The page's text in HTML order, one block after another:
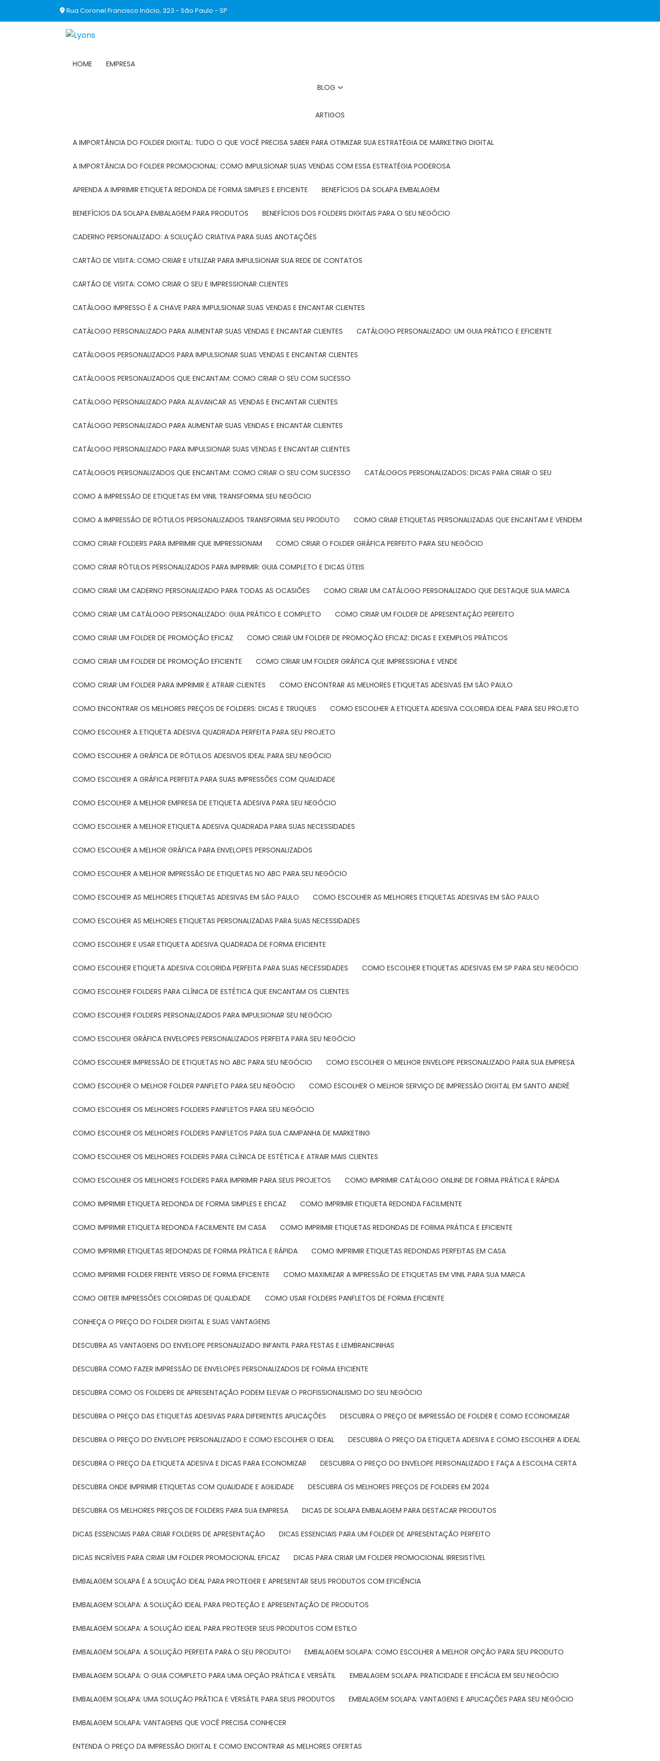
Rua Coronel Francisco Inácio, 323 - São Paulo - SP
HOME EMPRESA
BLOG
ARTIGOS
A IMPORTÂNCIA DO FOLDER DIGITAL: TUDO O QUE VOCÊ PRECISA SABER PARA OTIMIZAR SUA ESTRATÉGIA DE MARKETING DIGITAL
A IMPORTÂNCIA DO FOLDER PROMOCIONAL: COMO IMPULSIONAR SUAS VENDAS COM ESSA ESTRATÉGIA PODEROSA
APRENDA A IMPRIMIR ETIQUETA REDONDA DE FORMA SIMPLES E EFICIENTE BENEFÍCIOS DA SOLAPA EMBALAGEM
BENEFÍCIOS DA SOLAPA EMBALAGEM PARA PRODUTOS BENEFÍCIOS DOS FOLDERS DIGITAIS PARA O SEU NEGÓCIO
CADERNO PERSONALIZADO: A SOLUÇÃO CRIATIVA PARA SUAS ANOTAÇÕES
CARTÃO DE VISITA: COMO CRIAR E UTILIZAR PARA IMPULSIONAR SUA REDE DE CONTATOS
CARTÃO DE VISITA: COMO CRIAR O SEU E IMPRESSIONAR CLIENTES
CATÁLOGO IMPRESSO É A CHAVE PARA IMPULSIONAR SUAS VENDAS E ENCANTAR CLIENTES
CATÁLOGO PERSONALIZADO PARA AUMENTAR SUAS VENDAS E ENCANTAR CLIENTES CATÁLOGO PERSONALIZADO: UM GUIA PRÁTICO E EFICIENTE
CATÁLOGOS PERSONALIZADOS PARA IMPULSIONAR SUAS VENDAS E ENCANTAR CLIENTES
CATÁLOGOS PERSONALIZADOS QUE ENCANTAM: COMO CRIAR O SEU COM SUCESSO
CATÁLOGO PERSONALIZADO PARA ALAVANCAR AS VENDAS E ENCANTAR CLIENTES
CATÁLOGO PERSONALIZADO PARA AUMENTAR SUAS VENDAS E ENCANTAR CLIENTES
CATÁLOGO PERSONALIZADO PARA IMPULSIONAR SUAS VENDAS E ENCANTAR CLIENTES
CATÁLOGOS PERSONALIZADOS QUE ENCANTAM: COMO CRIAR O SEU COM SUCESSO CATÁLOGOS PERSONALIZADOS: DICAS PARA CRIAR O SEU
COMO A IMPRESSÃO DE ETIQUETAS EM VINIL TRANSFORMA SEU NEGÓCIO
COMO A IMPRESSÃO DE RÓTULOS PERSONALIZADOS TRANSFORMA SEU PRODUTO COMO CRIAR ETIQUETAS PERSONALIZADAS QUE ENCANTAM E VENDEM
COMO CRIAR FOLDERS PARA IMPRIMIR QUE IMPRESSIONAM COMO CRIAR O FOLDER GRÁFICA PERFEITO PARA SEU NEGÓCIO
COMO CRIAR RÓTULOS PERSONALIZADOS PARA IMPRIMIR: GUIA COMPLETO E DICAS ÚTEIS
COMO CRIAR UM CADERNO PERSONALIZADO PARA TODAS AS OCASIÕES COMO CRIAR UM CATÁLOGO PERSONALIZADO QUE DESTAQUE SUA MARCA
COMO CRIAR UM CATÁLOGO PERSONALIZADO: GUIA PRÁTICO E COMPLETO COMO CRIAR UM FOLDER DE APRESENTAÇÃO PERFEITO
COMO CRIAR UM FOLDER DE PROMOÇÃO EFICAZ COMO CRIAR UM FOLDER DE PROMOÇÃO EFICAZ: DICAS E EXEMPLOS PRÁTICOS
COMO CRIAR UM FOLDER DE PROMOÇÃO EFICIENTE COMO CRIAR UM FOLDER GRÁFICA QUE IMPRESSIONA E VENDE
COMO CRIAR UM FOLDER PARA IMPRIMIR E ATRAIR CLIENTES COMO ENCONTRAR AS MELHORES ETIQUETAS ADESIVAS EM SÃO PAULO
COMO ENCONTRAR OS MELHORES PREÇOS DE FOLDERS: DICAS E TRUQUES COMO ESCOLHER A ETIQUETA ADESIVA COLORIDA IDEAL PARA SEU PROJETO
COMO ESCOLHER A ETIQUETA ADESIVA QUADRADA PERFEITA PARA SEU PROJETO
COMO ESCOLHER A GRÁFICA DE RÓTULOS ADESIVOS IDEAL PARA SEU NEGÓCIO
COMO ESCOLHER A GRÁFICA PERFEITA PARA SUAS IMPRESSÕES COM QUALIDADE
COMO ESCOLHER A MELHOR EMPRESA DE ETIQUETA ADESIVA PARA SEU NEGÓCIO
COMO ESCOLHER A MELHOR ETIQUETA ADESIVA QUADRADA PARA SUAS NECESSIDADES
COMO ESCOLHER A MELHOR GRÁFICA PARA ENVELOPES PERSONALIZADOS
COMO ESCOLHER A MELHOR IMPRESSÃO DE ETIQUETAS NO ABC PARA SEU NEGÓCIO
COMO ESCOLHER AS MELHORES ETIQUETAS ADESIVAS EM SÃO PAULO COMO ESCOLHER AS MELHORES ETIQUETAS ADESIVAS EM SÃO PAULO
COMO ESCOLHER AS MELHORES ETIQUETAS PERSONALIZADAS PARA SUAS NECESSIDADES
COMO ESCOLHER E USAR ETIQUETA ADESIVA QUADRADA DE FORMA EFICIENTE
COMO ESCOLHER ETIQUETA ADESIVA COLORIDA PERFEITA PARA SUAS NECESSIDADES COMO ESCOLHER ETIQUETAS ADESIVAS EM SP PARA SEU NEGÓCIO
COMO ESCOLHER FOLDERS PARA CLÍNICA DE ESTÉTICA QUE ENCANTAM OS CLIENTES
COMO ESCOLHER FOLDERS PERSONALIZADOS PARA IMPULSIONAR SEU NEGÓCIO
COMO ESCOLHER GRÁFICA ENVELOPES PERSONALIZADOS PERFEITA PARA SEU NEGÓCIO
COMO ESCOLHER IMPRESSÃO DE ETIQUETAS NO ABC PARA SEU NEGÓCIO COMO ESCOLHER O MELHOR ENVELOPE PERSONALIZADO PARA SUA EMPRESA
COMO ESCOLHER O MELHOR FOLDER PANFLETO PARA SEU NEGÓCIO COMO ESCOLHER O MELHOR SERVIÇO DE IMPRESSÃO DIGITAL EM SANTO ANDRÉ
COMO ESCOLHER OS MELHORES FOLDERS PANFLETOS PARA SEU NEGÓCIO
COMO ESCOLHER OS MELHORES FOLDERS PANFLETOS PARA SUA CAMPANHA DE MARKETING
COMO ESCOLHER OS MELHORES FOLDERS PARA CLÍNICA DE ESTÉTICA E ATRAIR MAIS CLIENTES
COMO ESCOLHER OS MELHORES FOLDERS PARA IMPRIMIR PARA SEUS PROJETOS COMO IMPRIMIR CATÁLOGO ONLINE DE FORMA PRÁTICA E RÁPIDA
COMO IMPRIMIR ETIQUETA REDONDA DE FORMA SIMPLES E EFICAZ COMO IMPRIMIR ETIQUETA REDONDA FACILMENTE
COMO IMPRIMIR ETIQUETA REDONDA FACILMENTE EM CASA COMO IMPRIMIR ETIQUETAS REDONDAS DE FORMA PRÁTICA E EFICIENTE
COMO IMPRIMIR ETIQUETAS REDONDAS DE FORMA PRÁTICA E RÁPIDA COMO IMPRIMIR ETIQUETAS REDONDAS PERFEITAS EM CASA
COMO IMPRIMIR FOLDER FRENTE VERSO DE FORMA EFICIENTE COMO MAXIMIZAR A IMPRESSÃO DE ETIQUETAS EM VINIL PARA SUA MARCA
COMO OBTER IMPRESSÕES COLORIDAS DE QUALIDADE COMO USAR FOLDERS PANFLETOS DE FORMA EFICIENTE
CONHEÇA O PREÇO DO FOLDER DIGITAL E SUAS VANTAGENS
DESCUBRA AS VANTAGENS DO ENVELOPE PERSONALIZADO INFANTIL PARA FESTAS E LEMBRANCINHAS
DESCUBRA COMO FAZER IMPRESSÃO DE ENVELOPES PERSONALIZADOS DE FORMA EFICIENTE
DESCUBRA COMO OS FOLDERS DE APRESENTAÇÃO PODEM ELEVAR O PROFISSIONALISMO DO SEU NEGÓCIO
DESCUBRA O PREÇO DAS ETIQUETAS ADESIVAS PARA DIFERENTES APLICAÇÕES DESCUBRA O PREÇO DE IMPRESSÃO DE FOLDER E COMO ECONOMIZAR
DESCUBRA O PREÇO DO ENVELOPE PERSONALIZADO E COMO ESCOLHER O IDEAL DESCUBRA O PREÇO DA ETIQUETA ADESIVA E COMO ESCOLHER A IDEAL
DESCUBRA O PREÇO DA ETIQUETA ADESIVA E DICAS PARA ECONOMIZAR DESCUBRA O PREÇO DO ENVELOPE PERSONALIZADO E FAÇA A ESCOLHA CERTA
DESCUBRA ONDE IMPRIMIR ETIQUETAS COM QUALIDADE E AGILIDADE DESCUBRA OS MELHORES PREÇOS DE FOLDERS EM 2024
DESCUBRA OS MELHORES PREÇOS DE FOLDERS PARA SUA EMPRESA DICAS DE SOLAPA EMBALAGEM PARA DESTACAR PRODUTOS
DICAS ESSENCIAIS PARA CRIAR FOLDERS DE APRESENTAÇÃO DICAS ESSENCIAIS PARA UM FOLDER DE APRESENTAÇÃO PERFEITO
DICAS INCRÍVEIS PARA CRIAR UM FOLDER PROMOCIONAL EFICAZ DICAS PARA CRIAR UM FOLDER PROMOCIONAL IRRESISTÍVEL
EMBALAGEM SOLAPA É A SOLUÇÃO IDEAL PARA PROTEGER E APRESENTAR SEUS PRODUTOS COM EFICIÊNCIA
EMBALAGEM SOLAPA: A SOLUÇÃO IDEAL PARA PROTEÇÃO E APRESENTAÇÃO DE PRODUTOS
EMBALAGEM SOLAPA: A SOLUÇÃO IDEAL PARA PROTEGER SEUS PRODUTOS COM ESTILO
EMBALAGEM SOLAPA: A SOLUÇÃO PERFEITA PARA O SEU PRODUTO! EMBALAGEM SOLAPA: COMO ESCOLHER A MELHOR OPÇÃO PARA SEU PRODUTO
EMBALAGEM SOLAPA: O GUIA COMPLETO PARA UMA OPÇÃO PRÁTICA E VERSÁTIL EMBALAGEM SOLAPA: PRATICIDADE E EFICÁCIA EM SEU NEGÓCIO
EMBALAGEM SOLAPA: UMA SOLUÇÃO PRÁTICA E VERSÁTIL PARA SEUS PRODUTOS EMBALAGEM SOLAPA: VANTAGENS E APLICAÇÕES PARA SEU NEGÓCIO
EMBALAGEM SOLAPA: VANTAGENS QUE VOCÊ PRECISA CONHECER
ENTENDA O PREÇO DA IMPRESSÃO DIGITAL E COMO ENCONTRAR AS MELHORES OFERTAS